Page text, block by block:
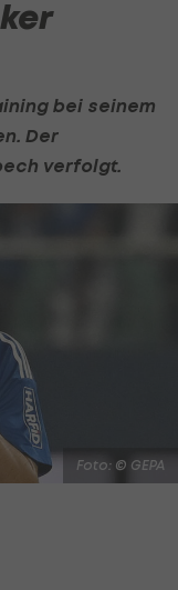
bei seinem
Der
verfolgt.
Foto: © GEPA